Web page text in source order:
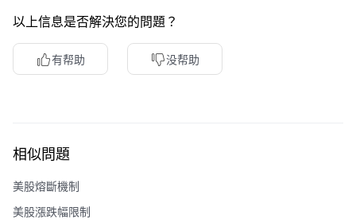
以上信息是否解決您的問題？
有帮助 没帮助
相似問題
美股熔斷機制
美股漲跌幅限制